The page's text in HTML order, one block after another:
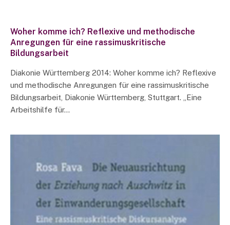
Woher komme ich? Reflexive und methodische
Anregungen für eine rassimuskritische
Bildungsarbeit
Diakonie Württemberg 2014: Woher komme ich? Reflexive
und methodische Anregungen für eine rassimuskritische
Bildungsarbeit, Diakonie Württemberg, Stuttgart. „Eine
Arbeitshilfe für…